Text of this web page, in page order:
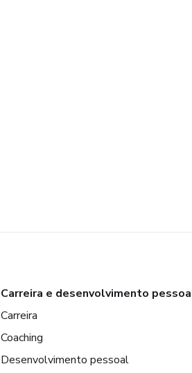
Carreira e desenvolvimento
Carreira
Coaching
Desenvolvimento pessoal